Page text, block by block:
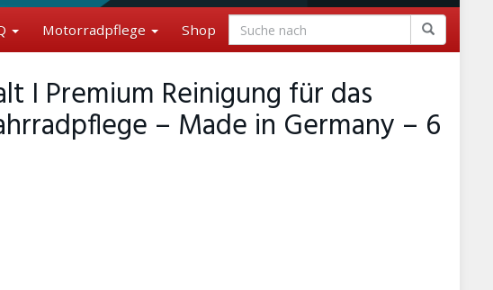
Motorradpflege Shop
I Premium Reinigung für das
– Made in Germany – 6